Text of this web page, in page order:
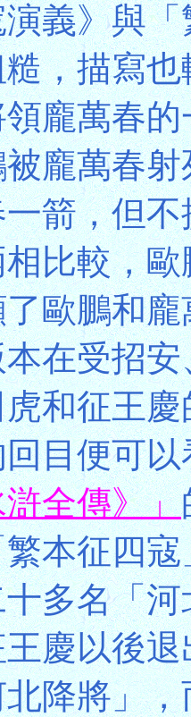
義》與
，描寫
龐萬春
龐萬春
箭，但
比較，
歐鵬和
在受招
和征王
目便可
全傳》」
本征四
多名「
慶以後
降將」